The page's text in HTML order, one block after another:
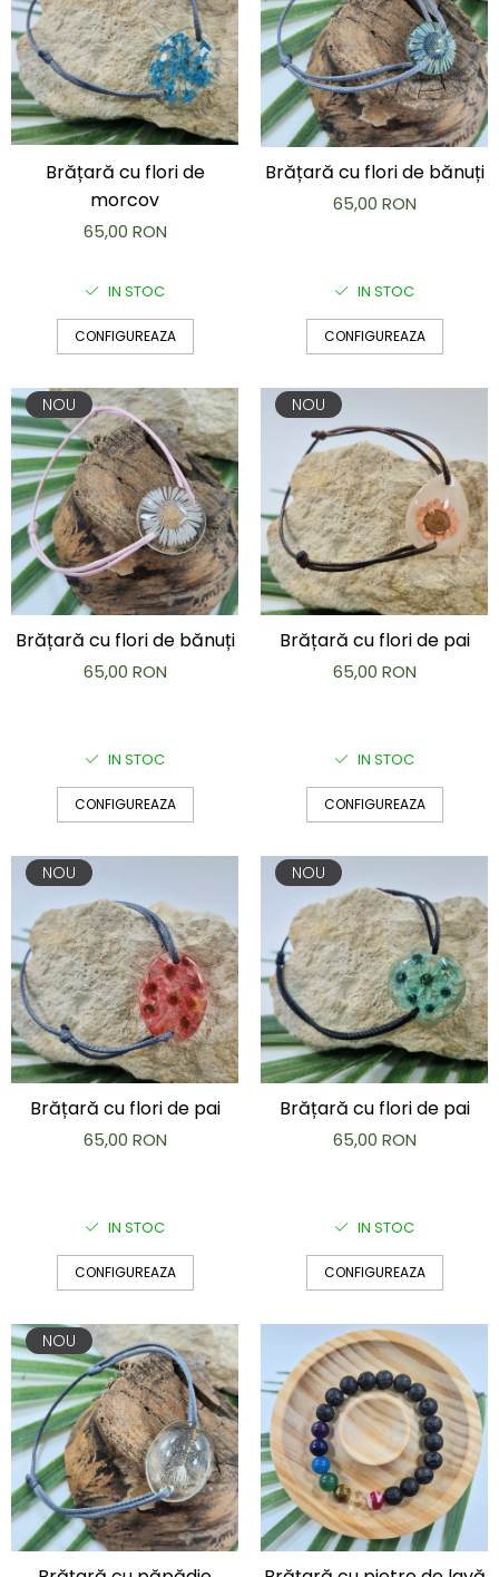
Brățară cu flori de
morcov
65,00 RON
IN STOC
CONFIGUREAZA
Brățară cu flori de bănuți
65,00 RON
IN STOC
CONFIGUREAZA
NOU
Brățară cu flori de bănuți
65,00 RON
IN STOC
CONFIGUREAZA
NOU
Brățară cu flori de pai
65,00 RON
IN STOC
CONFIGUREAZA
NOU
Brățară cu flori de pai
65,00 RON
IN STOC
CONFIGUREAZA
NOU
Brățară cu flori de pai
65,00 RON
IN STOC
CONFIGUREAZA
NOU